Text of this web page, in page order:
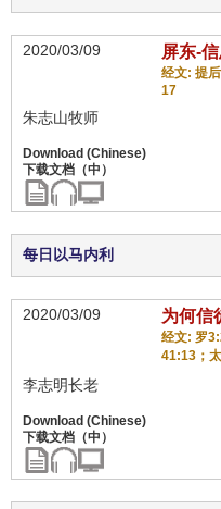
2020/03/09 屏东-
经文: 提
17
朱志山牧师
每日以马内利
2020/03/09 为何信
经文: 罗
41:13；
李志明长老